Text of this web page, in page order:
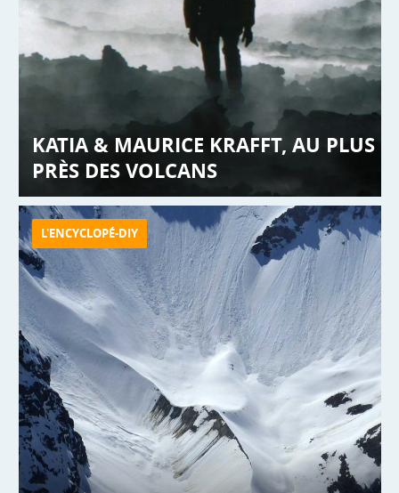
KATIA & MAURICE KRAFFT, AU PLUS
PRÈS DES VOLCANS
L'ENCYCLOPÉ-DIY